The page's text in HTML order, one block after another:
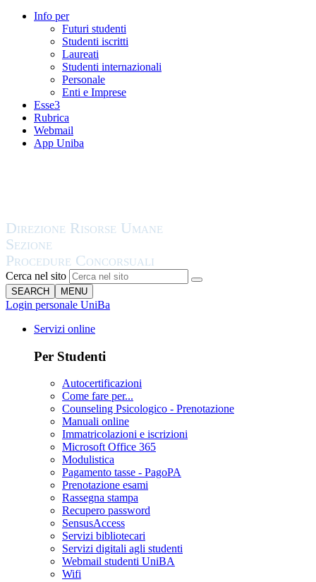
Info per
Futuri studenti
Studenti iscritti
Laureati
Studenti internazionali
Personale
Enti e Imprese
Esse3
Rubrica
Webmail
App Uniba
Cerca nel sito
SEARCH MENU
Login personale UniBa
Servizi online
Per Studenti
Autocertificazioni
Come fare per...
Counseling Psicologico - Prenotazione
Manuali online
Immatricolazioni e iscrizioni
Microsoft Office 365
Modulistica
Pagamento tasse - PagoPA
Prenotazione esami
Rassegna stampa
Recupero password
SensusAccess
Servizi bibliotecari
Servizi digitali agli studenti
Webmail studenti UniBA
Wifi